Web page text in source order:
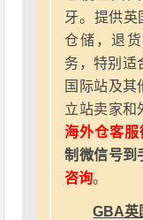
牙。提供英
仓储，退
务，特别适
国际站及其
立站卖家和
海外仓客服
制微信号到
咨询。
GBA英